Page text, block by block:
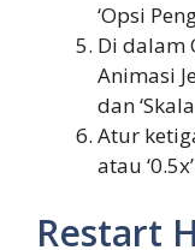
‘Opsi
Di dalam
Animasi
dan
Atur
atau
Restart